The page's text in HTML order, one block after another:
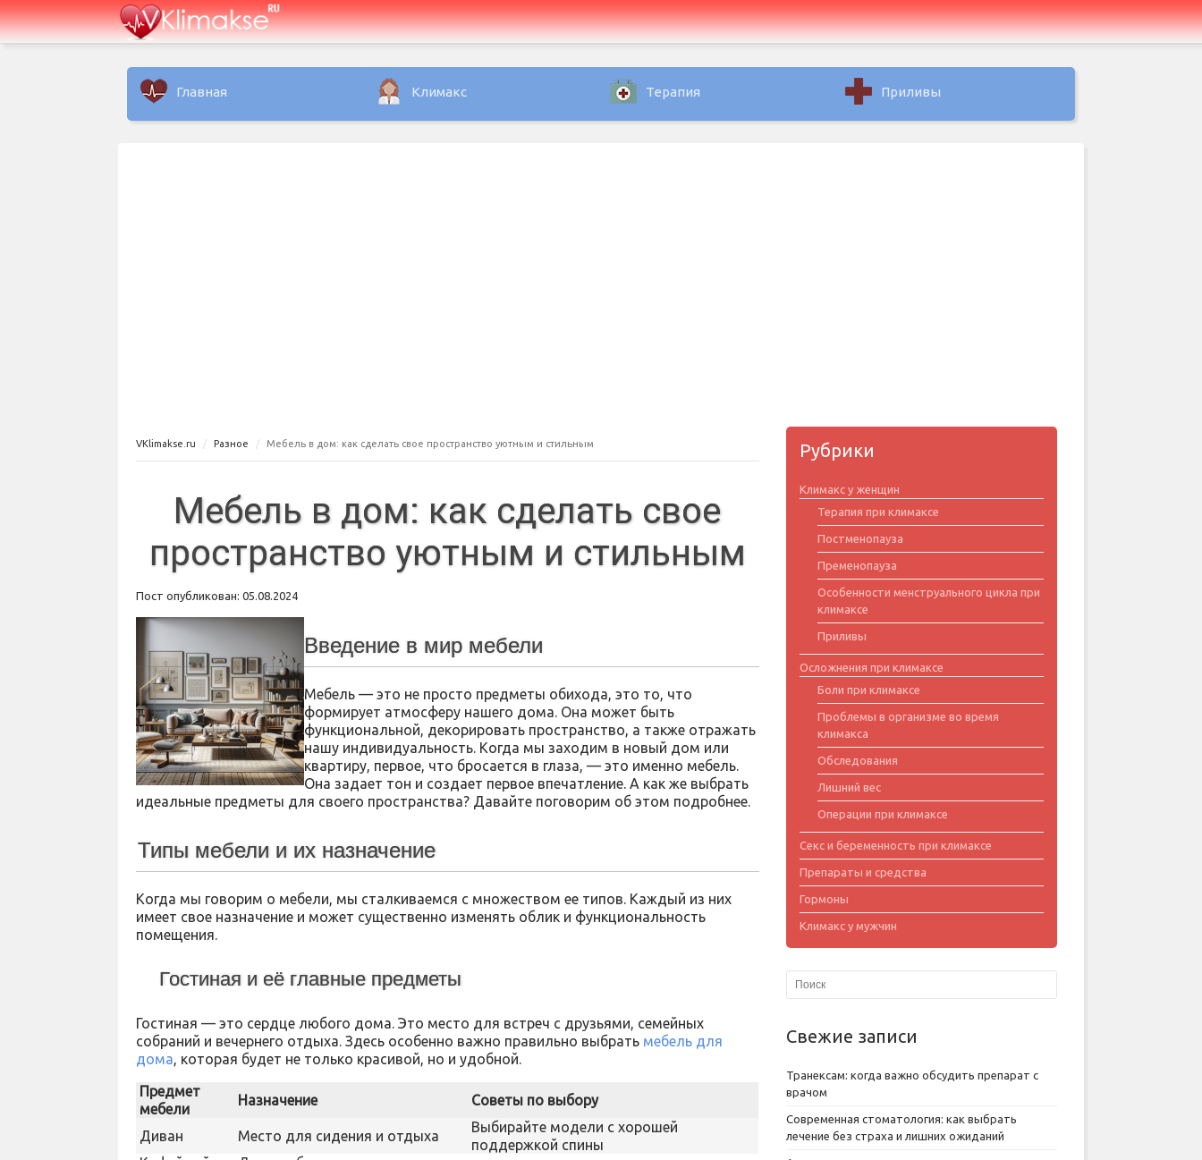
Главная Климакс Терапия Приливы
VKlimakse.ru Разное Мебель в дом: как сделать свое пространство уютным и стильным
Мебель в дом: как сделать свое
пространство уютным и стильным
Пост опубликован: 05.08.2024
Введение в мир мебели
Мебель — это не просто предметы обихода, это то, что
формирует атмосферу нашего дома. Она может быть
функциональной, декорировать пространство, а также отражать
нашу индивидуальность. Когда мы заходим в новый дом или
квартиру, первое, что бросается в глаза, — это именно мебель.
Она задает тон и создает первое впечатление. А как же выбрать
идеальные предметы для своего пространства? Давайте поговорим об этом подробнее.
Типы мебели и их назначение
Когда мы говорим о мебели, мы сталкиваемся с множеством ее типов. Каждый из них
имеет свое назначение и может существенно изменять облик и функциональность
помещения.
Гостиная и её главные предметы
Гостиная — это сердце любого дома. Это место для встреч с друзьями, семейных
собраний и вечернего отдыха. Здесь особенно важно правильно выбрать мебель для
дома, которая будет не только красивой, но и удобной.
Предмет
мебели
Назначение Советы по выбору
Диван Место для сидения и отдыха
Выбирайте модели с хорошей
поддержкой спины
Рубрики
Климакс у женщин
Терапия при климаксе
Постменопауза
Пременопауза
Особенности менструального цикла при
климаксе
Приливы
Осложнения при климаксе
Боли при климаксе
Проблемы в организме во время
климакса
Обследования
Лишний вес
Операции при климаксе
Секс и беременность при климаксе
Препараты и средства
Гормоны
Климакс у мужчин
Свежие записи
Транексам: когда важно обсудить препарат с
врачом
Современная стоматология: как выбрать
лечение без страха и лишних ожиданий